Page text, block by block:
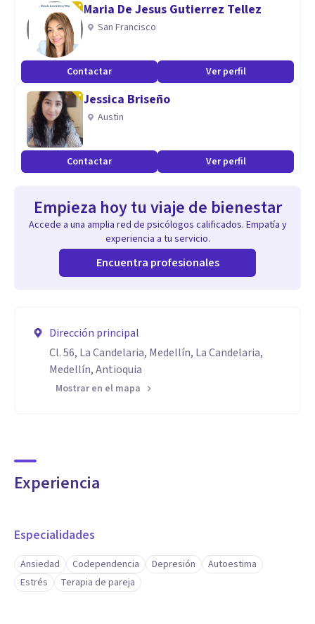
Maria De Jesus Gutierrez Tellez
San Francisco
Contactar Ver perfil
Jessica Briseño
Austin
Contactar Ver perfil
Empieza hoy tu viaje de bienestar
Accede a una amplia red de psicólogos calificados. Empatía y
experiencia a tu servicio.
Encuentra profesionales
Dirección principal
Cl. 56, La Candelaria, Medellín, La Candelaria,
Medellín, Antioquia
Mostrar en el mapa
Experiencia
Especialidades
Ansiedad Codependencia Depresión
Autoestima
Estrés
Terapia de pareja